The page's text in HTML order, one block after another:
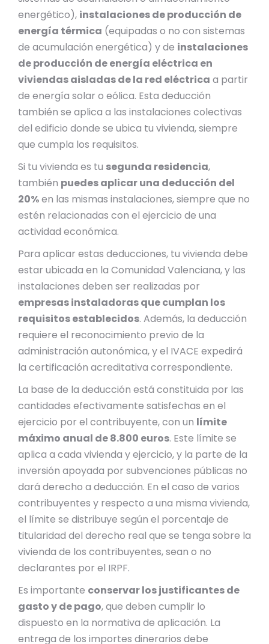
energético), instalaciones de producción de
energía térmica (equipadas o no con sistemas
de acumulación energética) y de instalaciones
de producción de energía eléctrica en
viviendas aisladas de la red eléctrica a partir
de energía solar o eólica. Esta deducción
también se aplica a las instalaciones colectivas
del edificio donde se ubica tu vivienda, siempre
que cumpla los requisitos.
Si tu vivienda es tu segunda residencia,
también puedes aplicar una deducción del
20%en las mismas instalaciones, siempre que no
estén relacionadas con el ejercicio de una
actividad económica.
Para aplicar estas deducciones, tu vivienda debe
estar ubicada en la Comunidad Valenciana, y las
instalaciones deben ser realizadas por
empresas instaladoras que cumplan los
requisitos establecidos. Además, la deducción
requiere el reconocimiento previo de la
administración autonómica, y el IVACE expedirá
la certificación acreditativa correspondiente.
La base de la deducción está constituida por las
cantidades efectivamente satisfechas en el
ejercicio por el contribuyente, con un límite
máximo anual de 8.800 euros. Este límite se
aplica a cada vivienda y ejercicio, y la parte de la
inversión apoyada por subvenciones públicas no
dará derecho a deducción. En el caso de varios
contribuyentes y respecto a una misma vivienda,
el límite se distribuye según el porcentaje de
titularidad del derecho real que se tenga sobre la
vivienda de los contribuyentes, sean o no
declarantes por el IRPF.
Es importante conservar los justificantes de
gasto y de pago, que deben cumplir lo
dispuesto en la normativa de aplicación. La
entrega de los importes dinerarios debe